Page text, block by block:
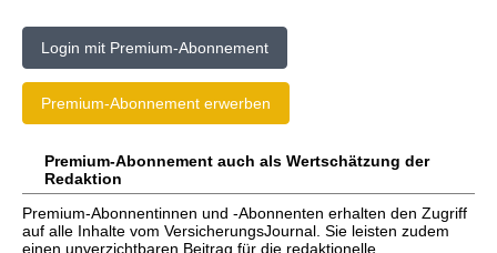
Login mit Premium-Abonnement
Premium-Abonnement erwerben
Premium-Abonnement auch als Wertschätzung der
Redaktion
Premium-Abonnentinnen und -Abonnenten erhalten den Zugriff
auf alle Inhalte vom VersicherungsJournal. Sie leisten zudem
einen unverzichtbaren Beitrag für die redaktionelle